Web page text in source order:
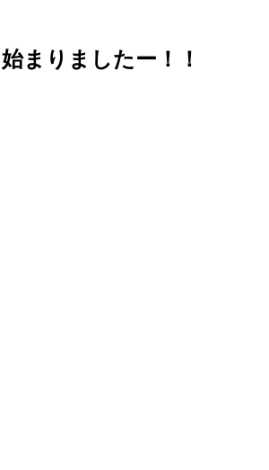
始まりましたー！！